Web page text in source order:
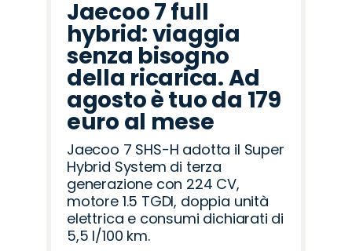
Jaecoo 7 full
hybrid: viaggia
senza bisogno
della ricarica. Ad
agosto è tuo da 179
euro al mese
Jaecoo 7 SHS-H adotta il Super
Hybrid System di terza
generazione con 224 CV,
motore 1.5 TGDI, doppia unità
elettrica e consumi dichiarati di
5,5 l/100 km.